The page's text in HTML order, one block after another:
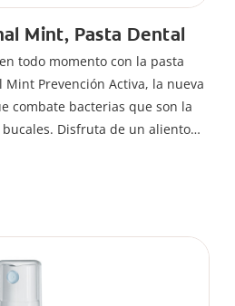
Mint, Pasta Dental
todo momento con la pasta
Prevención Activa, la nueva
combate bacterias que son la
Disfruta de un aliento
de la pasta de dientes
horas** de protección
con flúor sin ingrediente
día y uso continuo por 4